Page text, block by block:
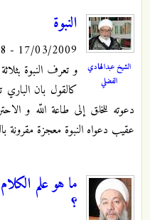
الشيخ عبدالهادي
الفضلي
النبوة
17/03/2009 - 20:08
و تعرف النبوة
كالقول بان
دعوته للخلق إلى طاعة اللّه و
عقيب دعواه النبوة معجزة مقرونة
ما هو علم
؟